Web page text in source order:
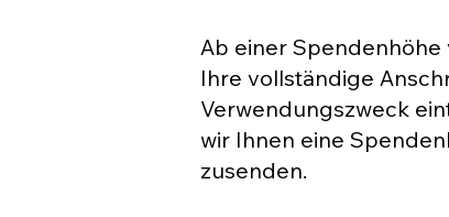
Ab einer Spendenhöhe
Ihre vollständige
Verwendungszweck
wir Ihnen eine
zusenden.